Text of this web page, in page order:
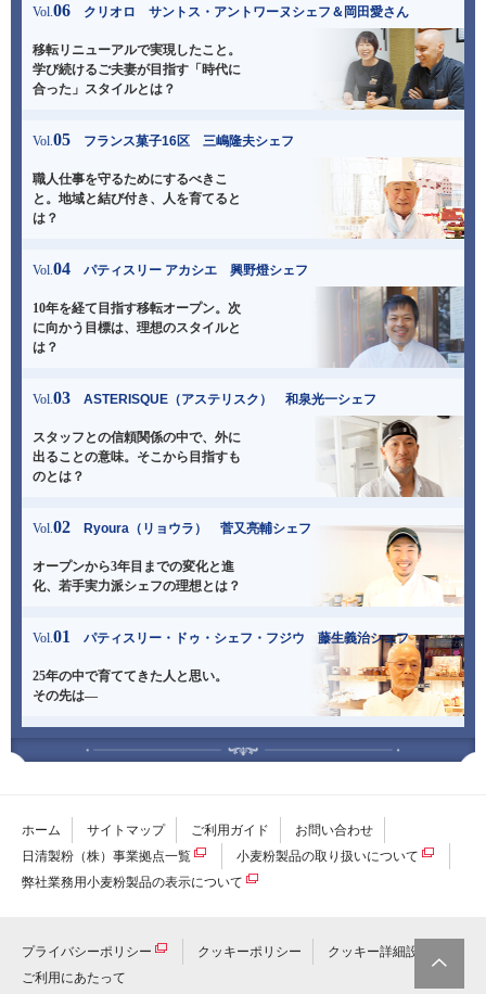
Vol.06 クリオロ サントス・アントワーヌシェフ＆岡田愛さん
移転リニューアルで実現したこと。
学び続けるご夫妻が目指す「時代に
合った」スタイルとは？
Vol.05 フランス菓子16区 三嶋隆夫シェフ
職人仕事を守るためにするべきこ
と。 地域と結び付き、人を育てると
は？
Vol.04 パティスリー アカシエ 興野燈シェフ
10年を経て目指す移転オープン。 次
に向かう目標は、理想のスタイルと
は？
Vol.03 ASTERISQUE（アステリスク） 和泉光一シェフ
スタッフとの信頼関係の中で、 外に
出ることの意味。そこから目指すも
のとは？
Vol.02 Ryoura（リョウラ） 菅又亮輔シェフ
オープンから3年目までの変化と進
化、 若手実力派シェフの理想とは？
Vol.01 パティスリー・ドゥ・シェフ・フジウ 藤生義治シェフ
25年の中で育ててきた人と思い。
その先は―
ホーム サイトマップ ご利用ガイド
お問い合わせ
日清製粉（株）事業拠点一覧
小麦粉製品の取り扱いについて
弊社業務用小麦粉製品の表示について
プライバシーポリシー クッキーポリシー
クッキー詳細設定
ご利用にあたって